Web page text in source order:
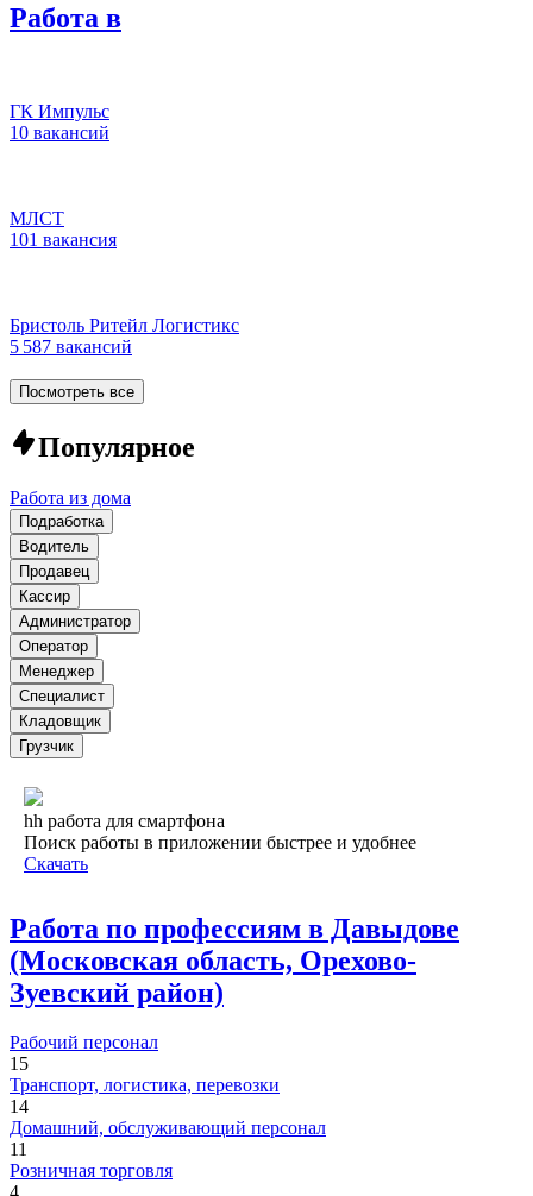
Работа в
ГК Импульс
10 вакансий
МЛСТ
101 вакансия
Бристоль Ритейл Логистикс
5 587 вакансий
Посмотреть все
Популярное
Работа из дома
Подработка
Водитель
Продавец
Кассир
Администратор
Оператор
Менеджер
Специалист
Кладовщик
Грузчик
hh работа для смартфона
Поиск работы в приложении быстрее и удобнее
Скачать
Работа по профессиям в Давыдове
(Московская область, Орехово-
Зуевский район)
Рабочий персонал
15
Транспорт, логистика, перевозки
14
Домашний, обслуживающий персонал
11
Розничная торговля